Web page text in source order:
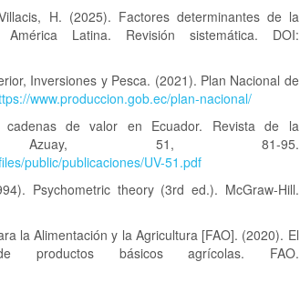
H. (2025). Factores determinantes de la
Latina. Revisión sistemática. DOI:
Inversiones y Pesca. (2021). Plan Nacional de
www.produccion.gob.ec/plan-nacional/
cadenas de valor en Ecuador. Revista de la
Azuay, 51, 81-95.
public/publicaciones/UV-51.pdf
Psychometric theory (3rd ed.). McGraw-Hill.
la Alimentación y la Agricultura [FAO]. (2020). El
básicos agrícolas. FAO.